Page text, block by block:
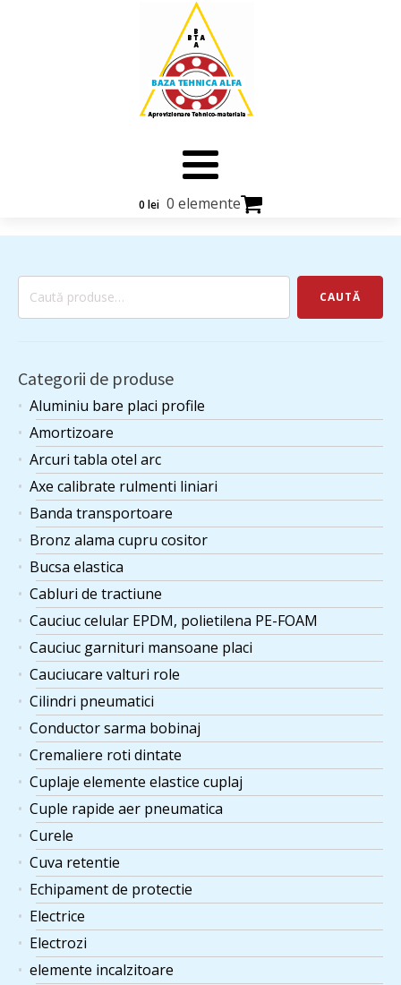
0 lei 0 elemente
Caută
CAUTĂ
Categorii de produse
Aluminiu bare placi profile
Amortizoare
Arcuri tabla otel arc
Axe calibrate rulmenti liniari
Banda transportoare
Bronz alama cupru cositor
Bucsa elastica
Cabluri de tractiune
Cauciuc celular EPDM, polietilena PE-FOAM
Cauciuc garnituri mansoane placi
Cauciucare valturi role
Cilindri pneumatici
Conductor sarma bobinaj
Cremaliere roti dintate
Cuplaje elemente elastice cuplaj
Cuple rapide aer pneumatica
Curele
Cuva retentie
Echipament de protectie
Electrice
Electrozi
elemente incalzitoare